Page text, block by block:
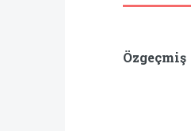
Özgeçmiş